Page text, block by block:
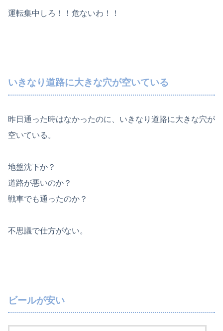
運転集中しろ！！危ないわ！！
いきなり道路に大きな穴が空いている
昨日通った時はなかったのに、いきなり道路に大きな穴が
空いている。
地盤沈下か？
道路が悪いのか？
戦車でも通ったのか？
不思議で仕方がない。
ビールが安い